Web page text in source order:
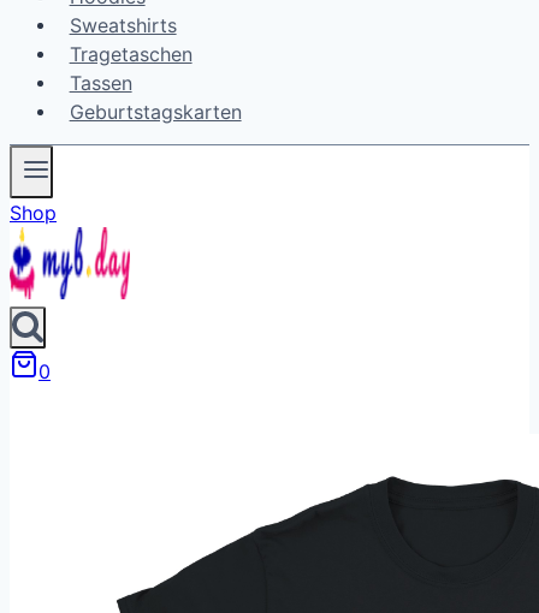
Sweatshirts
Tragetaschen
Tassen
Geburtstagskarten
Shop
0